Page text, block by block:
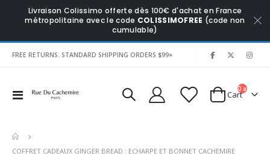
Livraison Colissimo offerte dès 100€ d'achat en France
métropolitaine avec le code COLISSIMOFREE (code non
cumulable)
FREE RETURNS. STANDARD SHIPPING ORDERS $99+
Affichage
Cart
0 articles
COFFRET CADEAUX GINGER BREAD : ECHARPE ET BONNET CACHEMIRE